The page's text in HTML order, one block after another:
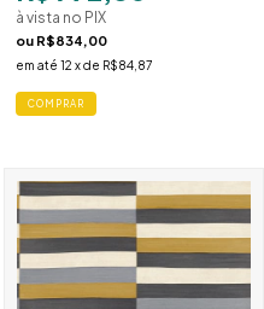
à vista no PIX
ou R$834,00
em até 12 x de R$84,87